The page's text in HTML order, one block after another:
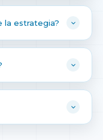
la estrategia?